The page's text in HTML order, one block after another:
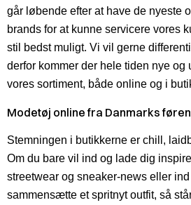
går løbende efter at have de nyeste
brands for at kunne servicere vores
stil bedst muligt. Vi vil gerne
derfor kommer der hele tiden nye
vores sortiment, både online og i
Modetøj online fra Danmarks
Stemningen i butikkerne er chill,
Om du bare vil ind og lade dig
streetwear og sneaker-news eller
sammensætte et spritnyt outfit, så